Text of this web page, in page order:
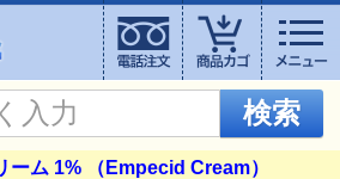
検索
ーム 1% （Empecid Cream）